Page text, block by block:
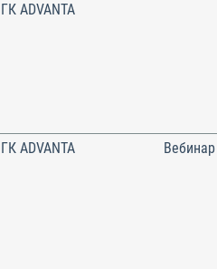
ГК ADVANTA
ГК ADVANTA Вебинар